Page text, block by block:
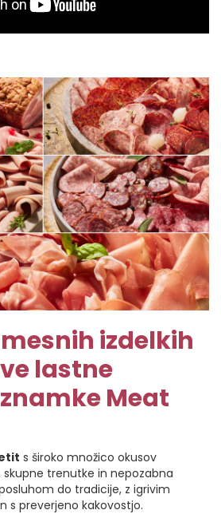
izdelkih
lastne
Meat
s široko množico okusov
trenutke in nepozabna
do tradicije, z igrivim
s preverjeno kakovostjo.